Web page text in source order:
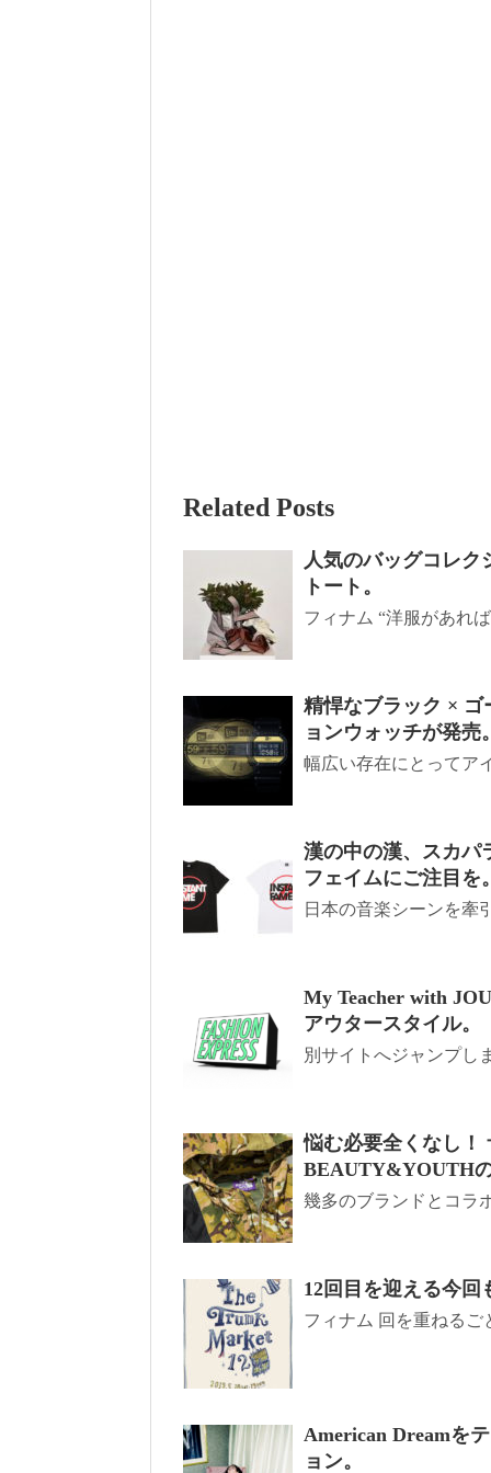
Related Posts
人気のバッグコレク
トート。
フィナム “洋服があれ
精悍なブラック ×
ョンウォッチが発売
幅広い存在にとってア
漢の中の漢、スカパ
フェイムにご注目を
日本の音楽シーンを牽
My Teacher with
アウタースタイル。
別サイトへジャンプし
悩む必要全くなし！
BEAUTY&YOUTH
幾多のブランドとコラ
12回目を迎える今
フィナム 回を重ねるご
American Dreamを
ョン。